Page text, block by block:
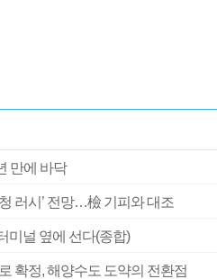
만에 바닥
러시’ 전망…檢 기피와 대조
미널 옆에 선다(종합)
확정, 해양수도 도약의 전환점